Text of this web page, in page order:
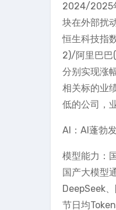
2024/2025
块在外部扰
恒生科技指
2)/阿里巴巴
分别实现涨
相关标的业
低的公司，
AI：AI蓬勃
模型能力：
国产大模型
DeepSeek
节日均